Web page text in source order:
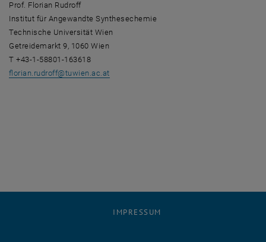
Prof. Florian Rudroff
Institut für Angewandte Synthesechemie
Technische Universität Wien
Getreidemarkt 9, 1060 Wien
T +43-1-58801-163618
florian.rudroff@tuwien.ac.at
IMPRESSUM